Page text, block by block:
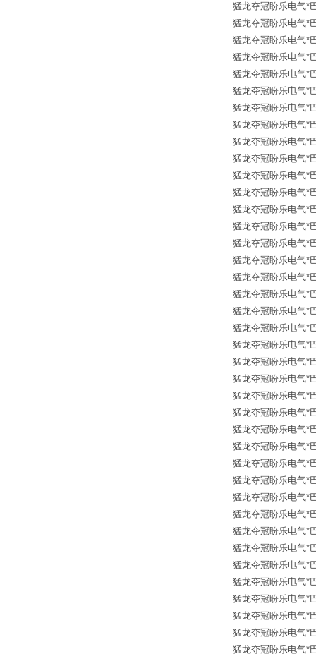
猛龙夺冠盼乐电气*
猛龙夺冠盼乐电气*
猛龙夺冠盼乐电气*
猛龙夺冠盼乐电气*
猛龙夺冠盼乐电气*
猛龙夺冠盼乐电气*
猛龙夺冠盼乐电气*
猛龙夺冠盼乐电气*
猛龙夺冠盼乐电气*
猛龙夺冠盼乐电气*
猛龙夺冠盼乐电气*
猛龙夺冠盼乐电气*
猛龙夺冠盼乐电气*
猛龙夺冠盼乐电气*
猛龙夺冠盼乐电气*
猛龙夺冠盼乐电气*
猛龙夺冠盼乐电气*
猛龙夺冠盼乐电气*
猛龙夺冠盼乐电气*
猛龙夺冠盼乐电气*
猛龙夺冠盼乐电气*
猛龙夺冠盼乐电气*
猛龙夺冠盼乐电气*
猛龙夺冠盼乐电气*
猛龙夺冠盼乐电气*
猛龙夺冠盼乐电气*
猛龙夺冠盼乐电气*
猛龙夺冠盼乐电气*
猛龙夺冠盼乐电气*
猛龙夺冠盼乐电气*
猛龙夺冠盼乐电气*
猛龙夺冠盼乐电气*
猛龙夺冠盼乐电气*
猛龙夺冠盼乐电气*
猛龙夺冠盼乐电气*
猛龙夺冠盼乐电气*
猛龙夺冠盼乐电气*
猛龙夺冠盼乐电气*
猛龙夺冠盼乐电气*